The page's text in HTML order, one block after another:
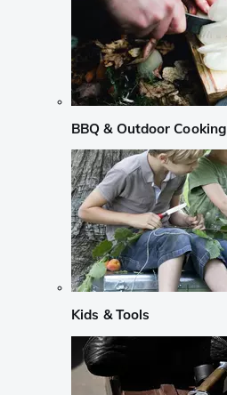
BBQ & Outdoor Cooking
Kids & Tools